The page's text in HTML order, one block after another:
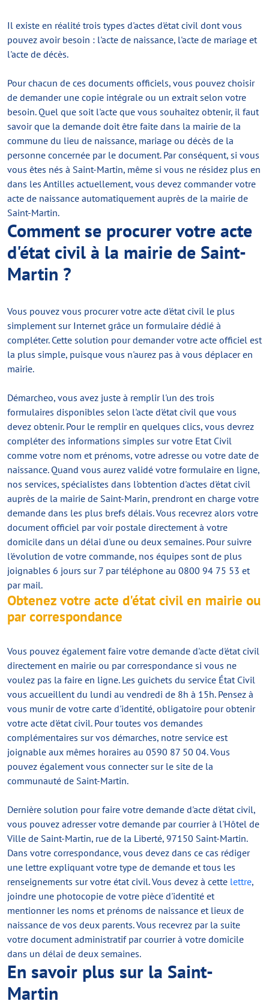
Il existe en réalité trois types d'actes d'état civil dont vous
pouvez avoir besoin : l'acte de naissance, l'acte de mariage et
l'acte de décès.
Pour chacun de ces documents officiels, vous pouvez choisir
de demander une copie intégrale ou un extrait selon votre
besoin. Quel que soit l'acte que vous souhaitez obtenir, il faut
savoir que la demande doit être faite dans la mairie de la
commune du lieu de naissance, mariage ou décès de la
personne concernée par le document. Par conséquent, si vous
vous êtes nés à Saint-Martin, même si vous ne résidez plus en
dans les Antilles actuellement, vous devez commander votre
acte de naissance automatiquement auprès de la mairie de
Saint-Martin.
Comment se procurer votre acte
d'état civil à la mairie de Saint-
Martin ?
Vous pouvez vous procurer votre acte d'état civil le plus
simplement sur Internet grâce un formulaire dédié à
compléter. Cette solution pour demander votre acte officiel est
la plus simple, puisque vous n'aurez pas à vous déplacer en
mairie.
Démarcheo, vous avez juste à remplir l'un des trois
formulaires disponibles selon l'acte d'état civil que vous
devez obtenir. Pour le remplir en quelques clics, vous devrez
compléter des informations simples sur votre Etat Civil
comme votre nom et prénoms, votre adresse ou votre date de
naissance. Quand vous aurez validé votre formulaire en ligne,
nos services, spécialistes dans l'obtention d'actes d'état civil
auprès de la mairie de Saint-Marin, prendront en charge votre
demande dans les plus brefs délais. Vous recevrez alors votre
document officiel par voir postale directement à votre
domicile dans un délai d'une ou deux semaines. Pour suivre
l'évolution de votre commande, nos équipes sont de plus
joignables 6 jours sur 7 par téléphone au 0800 94 75 53 et
par mail.
Obtenez votre acte d'état civil en mairie ou
par correspondance
Vous pouvez également faire votre demande d'acte d'état civil
directement en mairie ou par correspondance si vous ne
voulez pas la faire en ligne. Les guichets du service État Civil
vous accueillent du lundi au vendredi de 8h à 15h. Pensez à
vous munir de votre carte d'identité, obligatoire pour obtenir
votre acte d'état civil. Pour toutes vos demandes
complémentaires sur vos démarches, notre service est
joignable aux mêmes horaires au 0590 87 50 04. Vous
pouvez également vous connecter sur le site de la
communauté de Saint-Martin.
Dernière solution pour faire votre demande d'acte d'état civil,
vous pouvez adresser votre demande par courrier à l'Hôtel de
Ville de Saint-Martin, rue de la Liberté, 97150 Saint-Martin.
Dans votre correspondance, vous devez dans ce cas rédiger
une lettre expliquant votre type de demande et tous les
renseignements sur votre état civil. Vous devez à cette lettre,
joindre une photocopie de votre pièce d'identité et
mentionner les noms et prénoms de naissance et lieux de
naissance de vos deux parents. Vous recevrez par la suite
votre document administratif par courrier à votre domicile
dans un délai de deux semaines.
En savoir plus sur la Saint-
Martin